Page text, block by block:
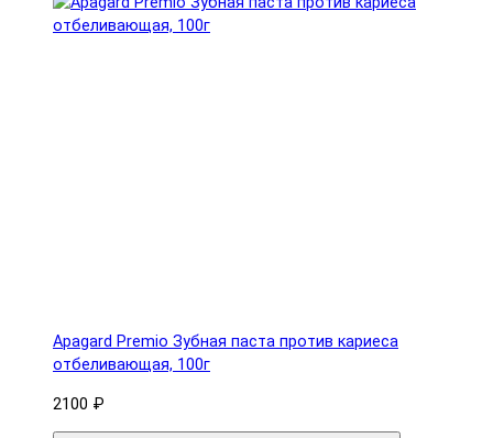
Apagard Premio Зубная паста против кариеса
отбеливающая, 100г
2100 ₽